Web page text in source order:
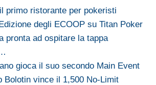
primo ristorante per pokeristi
degli ECOOP su Titan Poker
pronta ad ospitare la tappa
gioca il suo secondo Main Event
Bolotin vince il 1,500 No-Limit